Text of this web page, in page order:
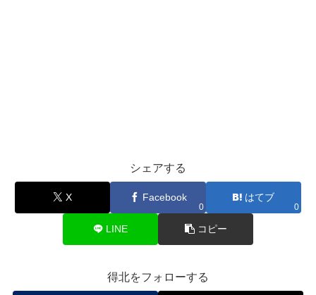
シェアする
X Facebook
0
はてブ
0
LINE コピー
得北をフォローする